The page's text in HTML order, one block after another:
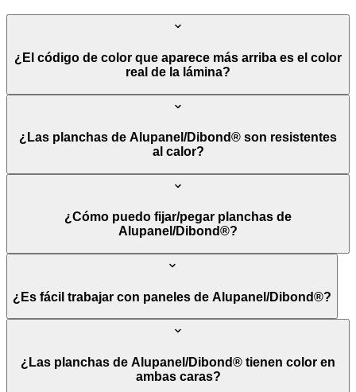
¿El código de color que aparece más arriba es el color
real de la lámina?
¿Las planchas de Alupanel/Dibond® son resistentes
al calor?
¿Cómo puedo fijar/pegar planchas de
Alupanel/Dibond®?
¿Es fácil trabajar con paneles de Alupanel/Dibond®?
¿Las planchas de Alupanel/Dibond® tienen color en
ambas caras?